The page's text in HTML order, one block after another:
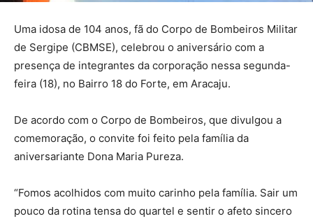
Uma idosa de 104 anos, fã do Corpo de Bombeiros Militar
de Sergipe (CBMSE), celebrou o aniversário com a
presença de integrantes da corporação nessa segunda-
feira (18), no Bairro 18 do Forte, em Aracaju.
De acordo com o Corpo de Bombeiros, que divulgou a
comemoração, o convite foi feito pela família da
aniversariante Dona Maria Pureza.
“Fomos acolhidos com muito carinho pela família. Sair um
pouco da rotina tensa do quartel e sentir o afeto sincero